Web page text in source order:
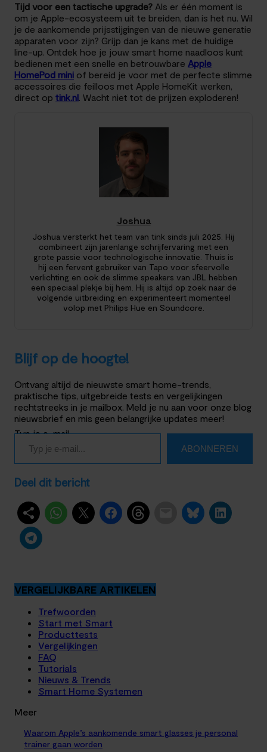
Tijd voor een tactische upgrade? Als er één moment is
om je Apple-ecosysteem uit te breiden, dan is het nu. Wil
je de aankomende prijsstijgingen van de nieuwe generatie
apparaten voor zijn? Grijp dan je kans met de huidige
line-up. Ontdek hoe je jouw smart home naadloos kunt
bedienen met een snelle en betrouwbare Apple
HomePod mini of bereid je voor met de perfecte slimme
accessoires die feilloos met Apple HomeKit werken,
direct op tink.nl. Wacht niet tot de prijzen exploderen!
Joshua
Joshua versterkt het team van tink sinds juli 2025. Hij
combineert zijn jarenlange schrijfervaring met een
grote passie voor technologische innovatie. Thuis is
hij een fervent gebruiker van Tapo voor sfeervolle
verlichting en ook de slimme speakers van JBL hebben
een speciaal plekje bij hem. Hij is altijd op zoek naar de
volgende uitbreiding en experimenteert momenteel
volop met Philips Hue en Soundcore.
Blijf op de hoogte!
Ontvang altijd de nieuwste smart home-trends,
praktische tips, uitgebreide tests en vergelijkingen
rechtstreeks in je mailbox. Meld je nu aan voor onze blog
nieuwsbrief en mis geen belangrijke updates meer!
Typ je e-mail…
ABONNEREN
Deel dit bericht
VERGELIJKBARE ARTIKELEN
Trefwoorden
Start met Smart
Producttests
Vergelijkingen
FAQ
Tutorials
Nieuws & Trends
Smart Home Systemen
Meer
Waarom Apple’s aankomende smart glasses je personal
trainer gaan worden